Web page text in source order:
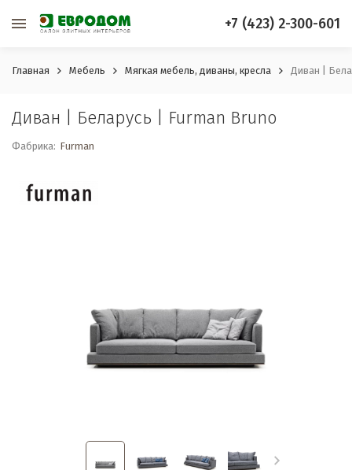
+7 (423) 2-300-601
Главная Мебель Мягкая мебель, диваны, кресла Диван |
Диван | Беларусь | Furman Bruno
Фабрика: Furman